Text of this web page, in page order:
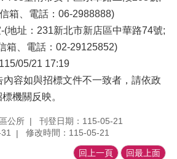
箱、電話：06-2988888)
(地址：231新北市新店區中華路74號;
箱、電話：02-29125852)
05/21 17:19
容如與招標文件不一致者，請依政
機關反映。
公所
刊登日期：115-05-21
修改時間：115-05-21
回上一頁 回最上面